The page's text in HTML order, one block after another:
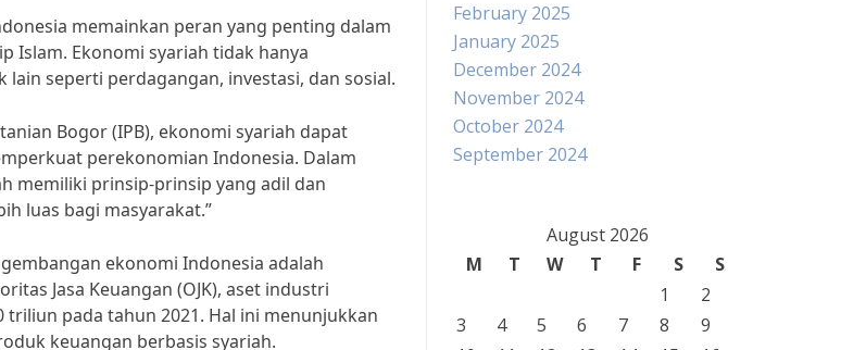
memainkan peran yang penting dalam
Islam. Ekonomi syariah tidak hanya
seperti perdagangan, investasi, dan sosial.
Bogor (IPB), ekonomi syariah dapat
perekonomian Indonesia. Dalam
memiliki prinsip-prinsip yang adil dan
luas bagi masyarakat.”
ekonomi Indonesia adalah
Jasa Keuangan (OJK), aset industri
pada tahun 2021. Hal ini menunjukkan
keuangan berbasis syariah.
February 2025
January 2025
December 2024
November 2024
October 2024
September 2024
August 2026
M
T W T F S
S
1
2
3
4 5 6 7 8
9